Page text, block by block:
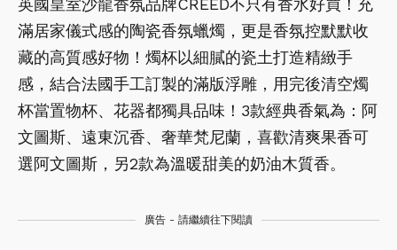
英國皇室沙龍香氛品牌CREED不只有香水好買！充
滿居家儀式感的陶瓷香氛蠟燭，更是香氛控默默收
藏的高質感好物！燭杯以細膩的瓷土打造精緻手
感，結合法國手工訂製的滿版浮雕，用完後清空燭
杯當置物杯、花器都獨具品味！3款經典香氣為：阿
文圖斯、遠東沉香、奢華梵尼蘭，喜歡清爽果香可
選阿文圖斯，另2款為溫暖甜美的奶油木質香。
廣告 - 請繼續往下閱讀